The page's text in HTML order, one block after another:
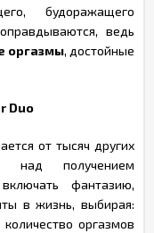
будоражащего
ведь
оргазмы, достойные
Duo
от тысяч других
над получением
фантазию,
в жизнь, выбирая:
оргазмов